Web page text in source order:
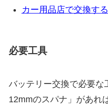
カー用品店で交換す
必要工具
バッテリー交換で必要な
12mmのスパナ」があれ